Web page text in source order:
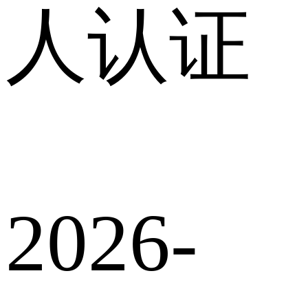
人认证
2026-